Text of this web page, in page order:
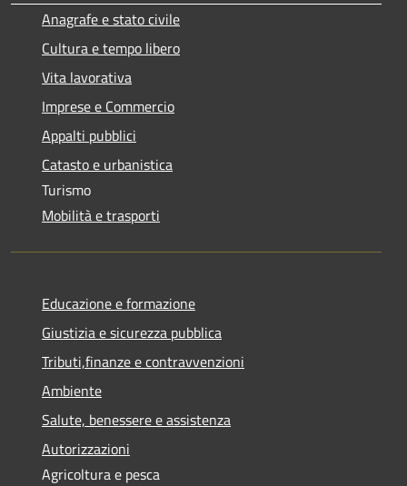
Anagrafe e stato civile
Cultura e tempo libero
Vita lavorativa
Imprese e Commercio
Appalti pubblici
Catasto e urbanistica
Turismo
Mobilità e trasporti
Educazione e formazione
Giustizia e sicurezza pubblica
Tributi,finanze e contravvenzioni
Ambiente
Salute, benessere e assistenza
Autorizzazioni
Agricoltura e pesca